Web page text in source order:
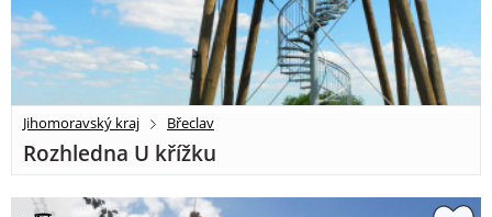
Jihomoravský kraj Břeclav
Rozhledna U křížku